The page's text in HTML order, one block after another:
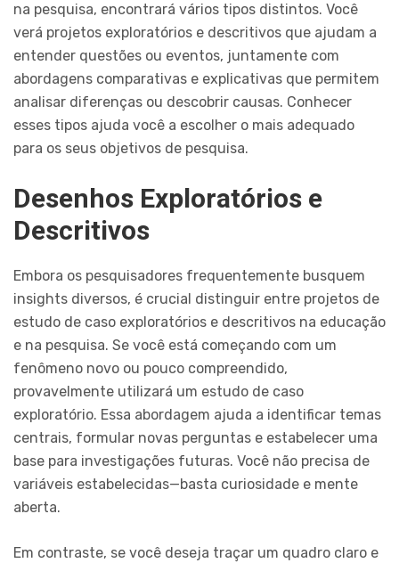
na pesquisa, encontrará vários tipos distintos. Você
verá projetos exploratórios e descritivos que ajudam a
entender questões ou eventos, juntamente com
abordagens comparativas e explicativas que permitem
analisar diferenças ou descobrir causas. Conhecer
esses tipos ajuda você a escolher o mais adequado
para os seus objetivos de pesquisa.
Desenhos Exploratórios e
Descritivos
Embora os pesquisadores frequentemente busquem
insights diversos, é crucial distinguir entre projetos de
estudo de caso exploratórios e descritivos na educação
e na pesquisa. Se você está começando com um
fenômeno novo ou pouco compreendido,
provavelmente utilizará um estudo de caso
exploratório. Essa abordagem ajuda a identificar temas
centrais, formular novas perguntas e estabelecer uma
base para investigações futuras. Você não precisa de
variáveis estabelecidas—basta curiosidade e mente
aberta.
Em contraste, se você deseja traçar um quadro claro e